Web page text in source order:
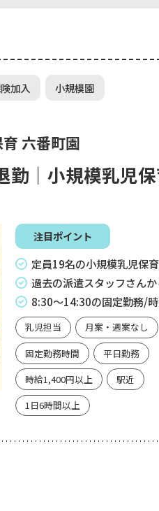
加入 小規模園
六番町園
勤｜小規模乳児
注目ポイント
定員19名の小規模乳児保
過去の派遣スタッフさん
8:30～14:30の固定勤務/
乳児担当
月案・週案なし
固定勤務時間
平日勤務
時給1,400円以上
駅近
1日6時間以上